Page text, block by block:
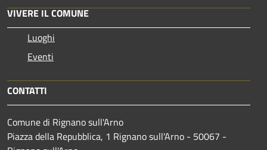
VIVERE IL COMUNE
Luoghi
Eventi
CONTATTI
Comune di Rignano sull'Arno
Piazza della Repubblica, 1 Rignano sull'Arno - 50067 -